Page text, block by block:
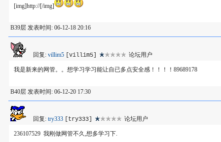
[img]http://[/img]
B39层 发表时间: 06-12-18 20:16
回复: villim5 [villim5] 论坛用户
我是新来的网管。。想学习学习能让自已多点安全感！！！！89689178
B40层 发表时间: 06-12-20 17:30
回复: try333 [try333] 论坛用户
236107529 我刚做网管不久,想多学习下.